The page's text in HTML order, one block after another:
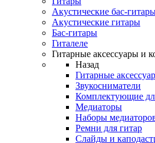
Акустические бас-
Акустические гитары
Бас-гитары
Гиталеле
Гитарные аксессуары и
Назад
Гитарные
Звукосниматели
Комплектующие
Медиаторы
Наборы
Ремни для гитар
Слайды и